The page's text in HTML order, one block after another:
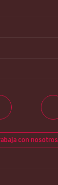
con nosotros